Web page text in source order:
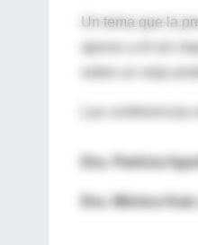
Un tema que la
ajenos a él sin
sobre un viejo
Las conferencias
Dra. Patricia
Dra. Mónica Katz